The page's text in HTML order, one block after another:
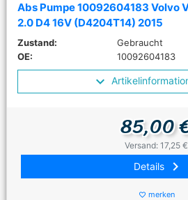
Abs Pumpe 10092604183 Volvo
2.0 D4 16V (D4204T14) 2015
Zustand:
Gebraucht
OE:
10092604183
85,00
Versand: 17,25 €
Details keyboard_arrow_right
favorite_border merken